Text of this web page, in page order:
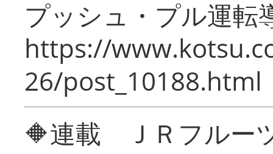
プッシュ・プル運転
https://
26/post_10188.html
🔶連載 ＪＲフルー